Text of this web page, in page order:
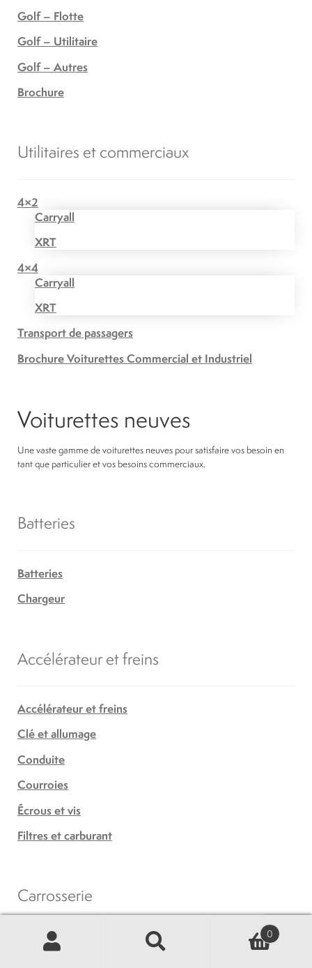
Golf – Flotte
Golf – Utilitaire
Golf – Autres
Brochure
Utilitaires et commerciaux
4×2
Carryall
XRT
4×4
Carryall
XRT
Transport de passagers
Brochure Voiturettes Commercial et Industriel
Voiturettes neuves
Une vaste gamme de voiturettes neuves pour satisfaire vos besoin en
tant que particulier et vos besoins commerciaux.
Batteries
Batteries
Chargeur
Accélérateur et freins
Accélérateur et freins
Clé et allumage
Conduite
Courroies
Écrous et vis
Filtres et carburant
Carrosserie
Suspension
Recherche
Recherche
0